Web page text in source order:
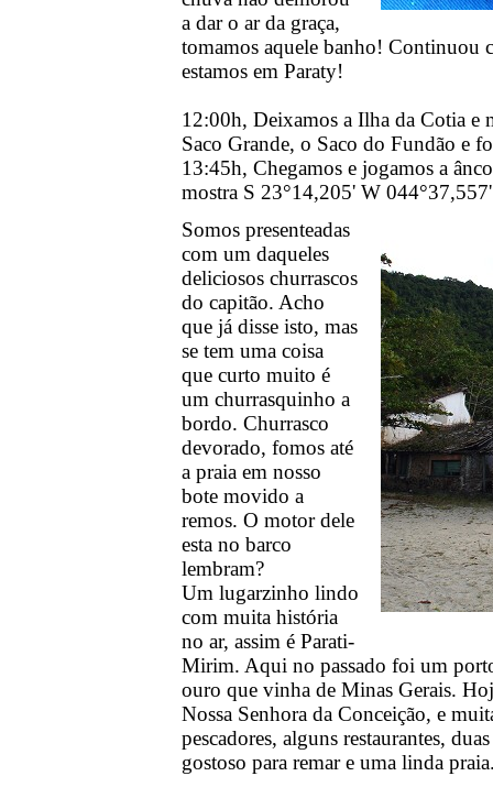
a dar o ar da graça,
tomamos aquele banho! Continuou
estamos em Paraty!
12:00h, Deixamos a Ilha da Cotia e
Saco Grande, o Saco do Fundão e
13:45h, Chegamos e jogamos a
mostra S 23°14,205' W
Somos presenteadas
com um daqueles
deliciosos churrascos
do capitão. Acho
que já disse isto, mas
se tem uma coisa
que curto muito é
um churrasquinho a
bordo. Churrasco
devorado, fomos até
a praia em nosso
bote movido a
remos. O motor dele
esta no barco
lembram?
Um lugarzinho lindo
com muita história
no ar, assim é Parati-
Mirim. Aqui no passado foi um
ouro que vinha de Minas Gerais.
Nossa Senhora da Conceição, e
pescadores, alguns restaurantes,
gostoso para remar e uma linda